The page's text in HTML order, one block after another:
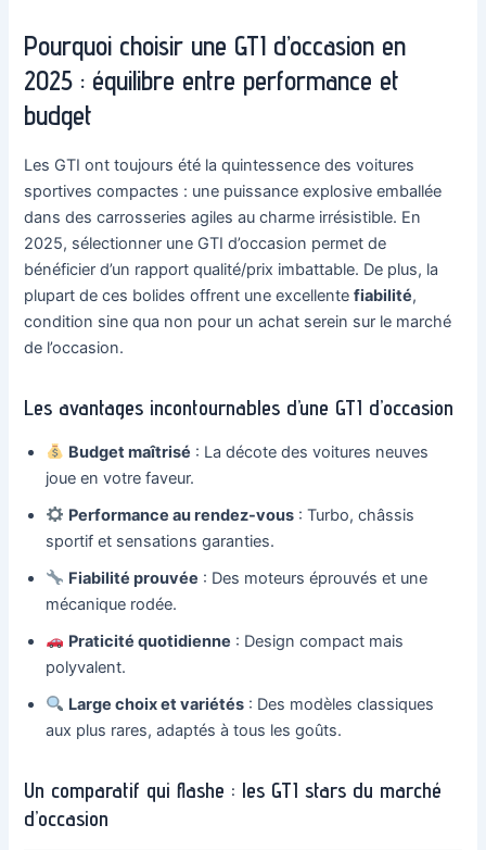
Pourquoi choisir une GTI d’occasion en
2025 : équilibre entre performance et
budget
Les GTI ont toujours été la quintessence des voitures
sportives compactes : une puissance explosive emballée
dans des carrosseries agiles au charme irrésistible. En
2025, sélectionner une GTI d’occasion permet de
bénéficier d’un rapport qualité/prix imbattable. De plus, la
plupart de ces bolides offrent une excellentefiabilité,
condition sine qua non pour un achat serein sur le marché
de l’occasion.
Les avantages incontournables d’une GTI d’occasion
Budget maîtrisé : La décote des voitures neuves
joue en votre faveur.
Performance au rendez-vous : Turbo, châssis
sportif et sensations garanties.
Fiabilité prouvée : Des moteurs éprouvés et une
mécanique rodée.
Praticité quotidienne : Design compact mais
polyvalent.
Large choix et variétés : Des modèles classiques
aux plus rares, adaptés à tous les goûts.
Un comparatif qui flashe : les GTI stars du marché
d’occasion